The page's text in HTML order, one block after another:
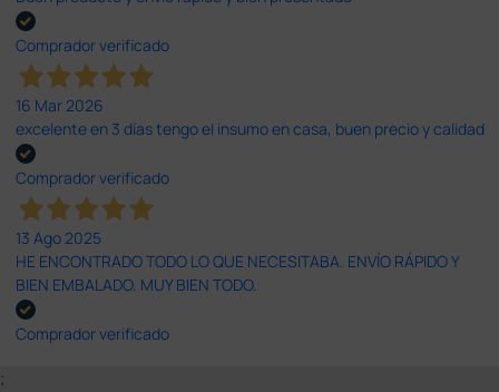
Comprador verificado
16 Mar 2026
excelente en 3 días tengo el insumo en casa, buen precio y calidad
Comprador verificado
13 Ago 2025
HE ENCONTRADO TODO LO QUE NECESITABA. ENVÍO RÁPIDO Y
BIEN EMBALADO. MUY BIEN TODO.
Comprador verificado
;